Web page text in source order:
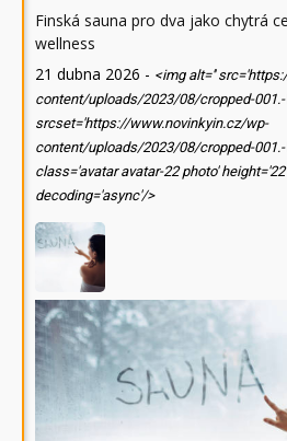
Finská sauna pro dva jako chytrá
wellness
21 dubna 2026 - <img alt=''
content/uploads/2023/08/cropped-001.-
srcset='https://www.novinkyin.cz/wp-
content/uploads/2023/08/cropped-001.-
class='avatar avatar-22 photo'
decoding='async'/>